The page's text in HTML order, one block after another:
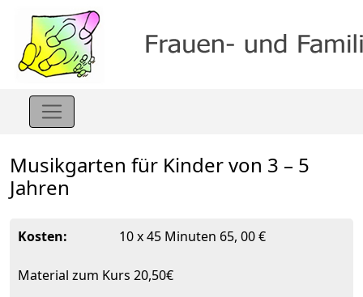
Musikgarten für Kinder von 3 – 5
Jahren
Kosten: 10 x 45 Minuten 65, 00 €
Material zum Kurs 20,50€